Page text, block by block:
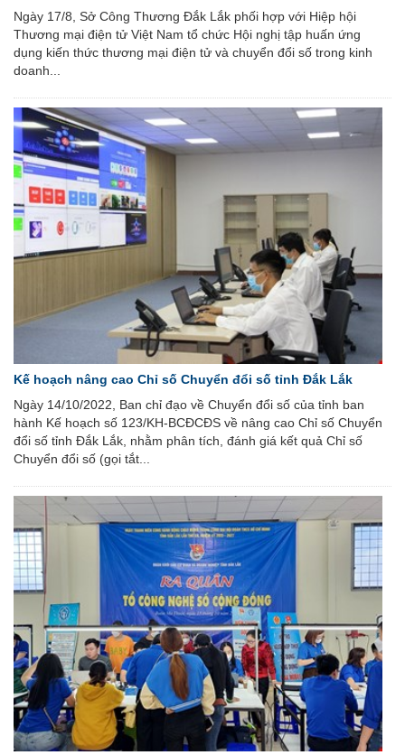
Ngày 17/8, Sở Công Thương Đắk Lắk phối hợp với Hiệp hội
Thương mại điện tử Việt Nam tổ chức Hội nghị tập huấn ứng
dụng kiến thức thương mại điện tử và chuyển đổi số trong kinh
doanh...
Kế hoạch nâng cao Chỉ số Chuyển đổi số tỉnh Đắk Lắk
Ngày 14/10/2022, Ban chỉ đạo về Chuyển đổi số của tỉnh ban
hành Kế hoạch số 123/KH-BCĐCĐS về nâng cao Chỉ số Chuyển
đổi số tỉnh Đắk Lắk, nhằm phân tích, đánh giá kết quả Chỉ số
Chuyển đổi số (gọi tắt...